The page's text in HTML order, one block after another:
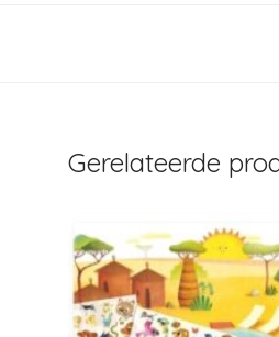
Gerelateerde